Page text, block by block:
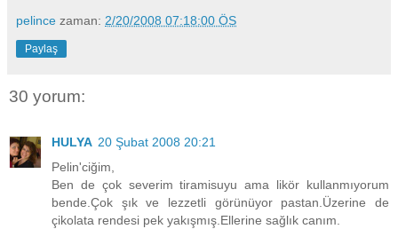
pelince zaman: 2/20/2008 07:18:00 ÖS
Paylaş
30 yorum:
HULYA 20 Şubat 2008 20:21
Pelin'ciğim,
Ben de çok severim tiramisuyu ama likör kullanmıyorum
bende.Çok şık ve lezzetli görünüyor pastan.Üzerine de
çikolata rendesi pek yakışmış.Ellerine sağlık canım.